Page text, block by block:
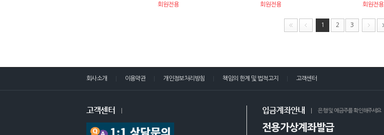
회원전용 회원전용 회원전용
1 2 3
회사소개 이용약관 개인정보처리방침 책임의 한계 및 법적고지 고객센터
고객센터 입금계좌안내 은행 및 예금주를 확인해주세요
전용가상계좌발급